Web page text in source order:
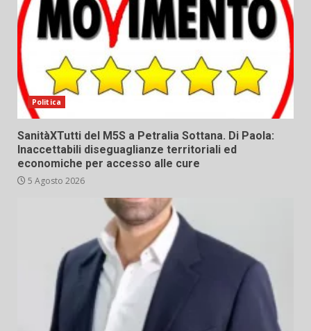
Politica
SanitàXTutti del M5S a Petralia Sottana. Di Paola:
Inaccettabili diseguaglianze territoriali ed
economiche per accesso alle cure
5 Agosto 2026